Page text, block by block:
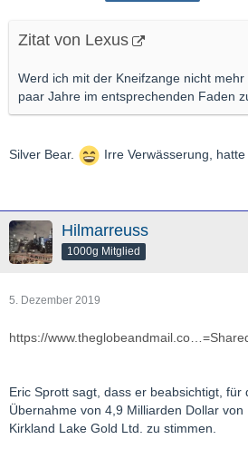
Zitat von Lexus
Werd ich mit der Kneifzange nicht
paar Jahre im entsprechenden Faden
Silver Bear. Irre Verwässerung, hatte
Hilmarreuss
1000g Mitglied
5. Dezember 2019
https://
Eric Sprott sagt, dass er beabsichtigt, für
Übernahme von 4,9 Milliarden Dollar
Kirkland Lake Gold Ltd. zu stimmen.